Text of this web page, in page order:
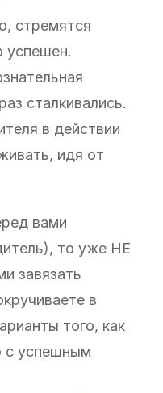
стремятся
успешен.
сталкивались.
в действии
идя от
вами
то уже НЕ
завязать
в
того, как
с успешным